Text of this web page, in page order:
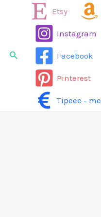
Rechercher
Etsy
Instagram
Facebook
Pinterest
Tipeee -